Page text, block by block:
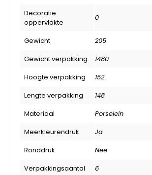
Decoratie
oppervlakte
0
Gewicht
205
Gewicht verpakking
1480
Hoogte verpakking
152
Lengte verpakking
148
Materiaal
Porselein
Meerkleurendruk
Ja
Ronddruk
Nee
Verpakkingsaantal
6